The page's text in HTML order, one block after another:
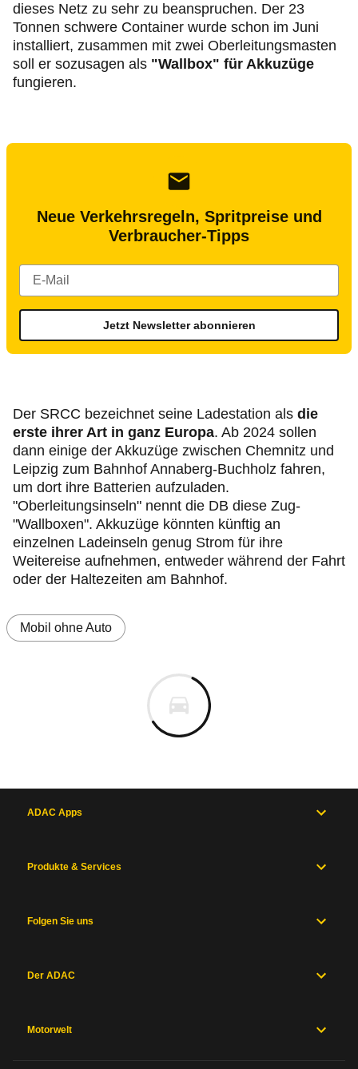
dieses Netz zu sehr zu beanspruchen. Der 23
Tonnen schwere Container wurde schon im Juni
installiert, zusammen mit zwei Oberleitungsmasten
soll er sozusagen als "Wallbox" für Akkuzüge
fungieren.
Neue Verkehrsregeln, Spritpreise und
Verbraucher-Tipps
Jetzt Newsletter abonnieren
Der SRCC bezeichnet seine Ladestation als die
erste ihrer Art in ganz Europa. Ab 2024 sollen
dann einige der Akkuzüge zwischen Chemnitz und
Leipzig zum Bahnhof Annaberg-Buchholz fahren,
um dort ihre Batterien aufzuladen.
"Oberleitungsinseln" nennt die DB diese Zug-
"Wallboxen". Akkuzüge könnten künftig an
einzelnen Ladeinseln genug Strom für ihre
Weitereise aufnehmen, entweder während der Fahrt
oder der Haltezeiten am Bahnhof.
Mobil ohne Auto
ADAC Apps
Produkte & Services
Folgen Sie uns
Der ADAC
Motorwelt